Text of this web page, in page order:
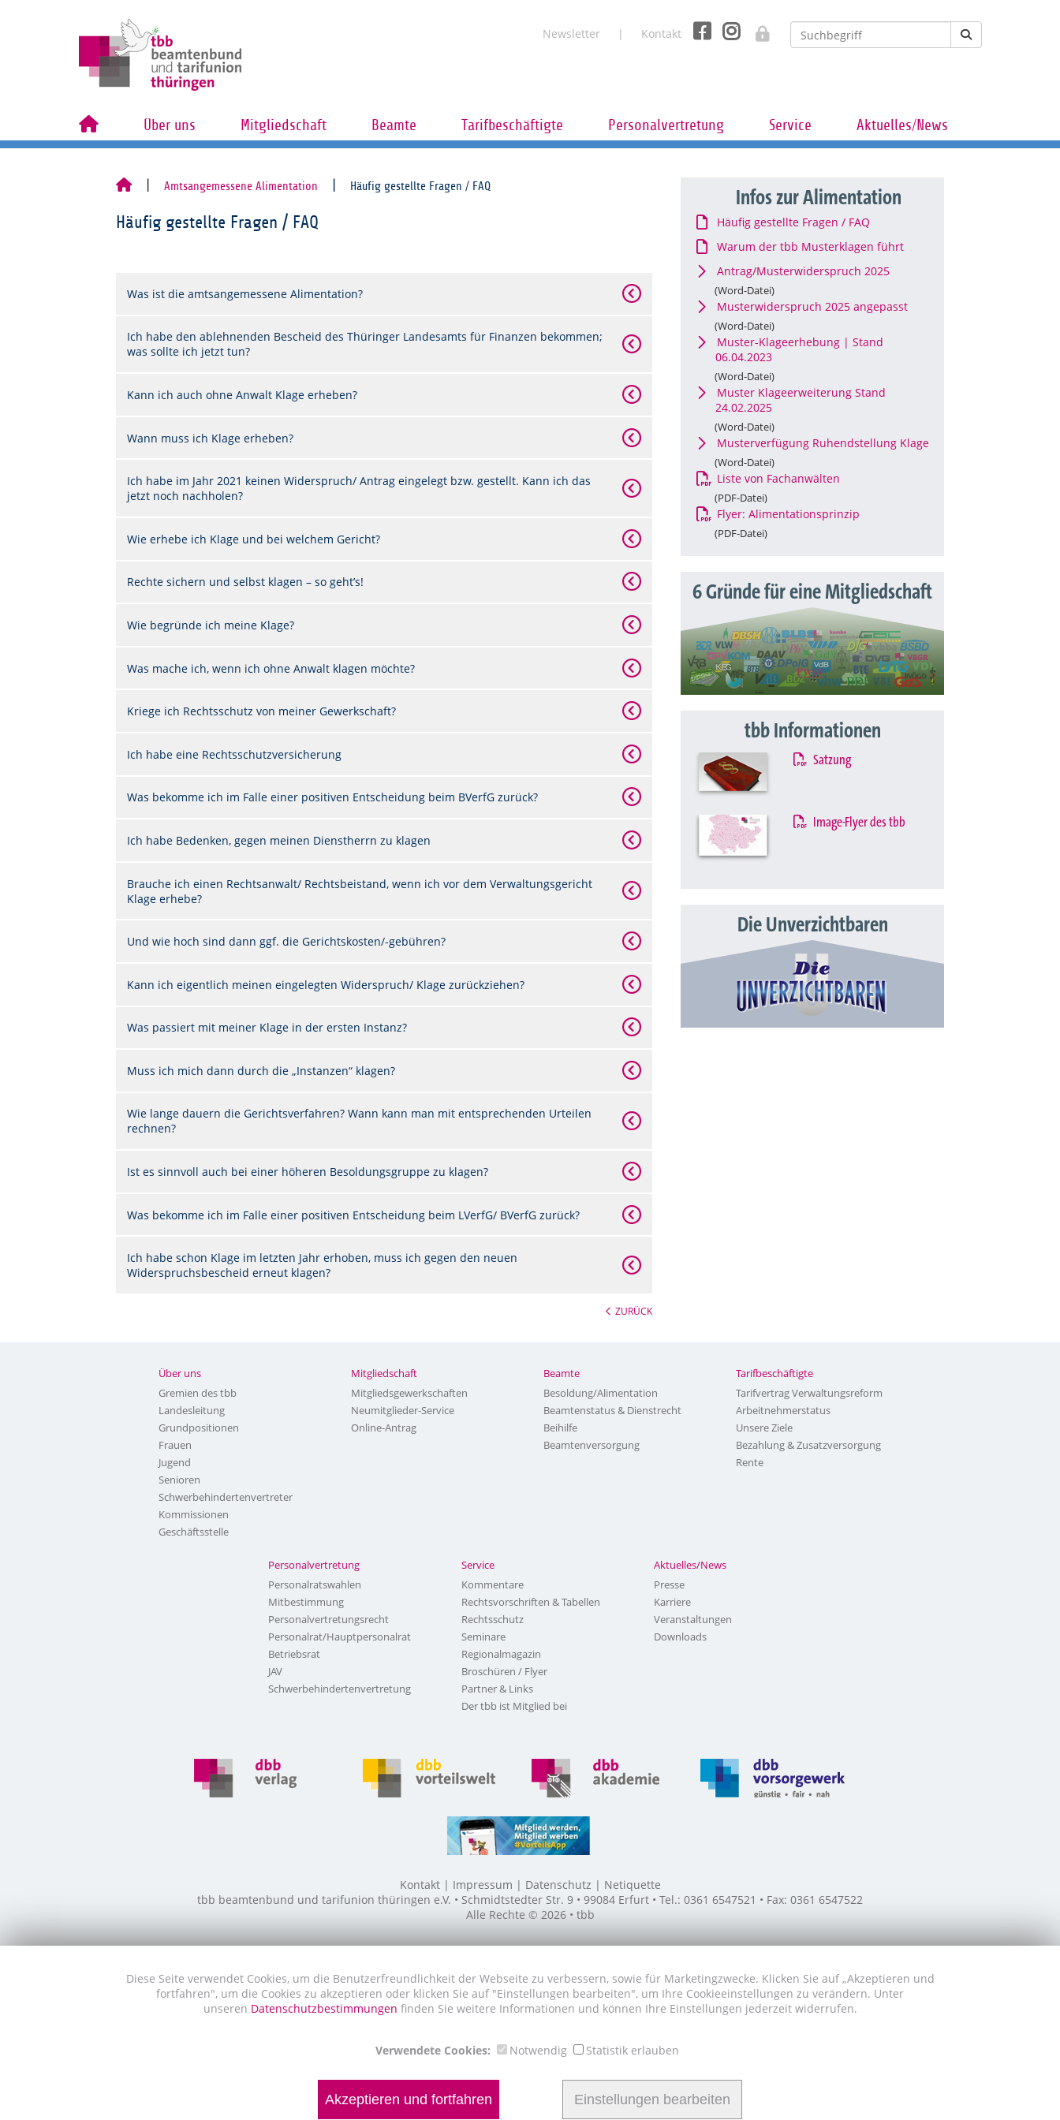
Newsletter Kontakt
Über uns Mitgliedschaft Beamte Tarifbeschäftigte Personalvertretung Service Aktuelles/News
Amtsangemessene Alimentation Häufig gestellte Fragen / FAQ
Häufig gestellte Fragen / FAQ
Was ist die amtsangemessene Alimentation?
Ich habe den ablehnenden Bescheid des Thüringer Landesamts für Finanzen bekommen;
was sollte ich jetzt tun?
Kann ich auch ohne Anwalt Klage erheben?
Wann muss ich Klage erheben?
Ich habe im Jahr 2021 keinen Widerspruch/ Antrag eingelegt bzw. gestellt. Kann ich das
jetzt noch nachholen?
Wie erhebe ich Klage und bei welchem Gericht?
Rechte sichern und selbst klagen – so geht’s!
Wie begründe ich meine Klage?
Was mache ich, wenn ich ohne Anwalt klagen möchte?
Kriege ich Rechtsschutz von meiner Gewerkschaft?
Ich habe eine Rechtsschutzversicherung
Was bekomme ich im Falle einer positiven Entscheidung beim BVerfG zurück?
Ich habe Bedenken, gegen meinen Dienstherrn zu klagen
Brauche ich einen Rechtsanwalt/ Rechtsbeistand, wenn ich vor dem Verwaltungsgericht
Klage erhebe?
Und wie hoch sind dann ggf. die Gerichtskosten/-gebühren?
Kann ich eigentlich meinen eingelegten Widerspruch/ Klage zurückziehen?
Was passiert mit meiner Klage in der ersten Instanz?
Muss ich mich dann durch die „Instanzen“ klagen?
Wie lange dauern die Gerichtsverfahren? Wann kann man mit entsprechenden Urteilen
rechnen?
Ist es sinnvoll auch bei einer höheren Besoldungsgruppe zu klagen?
Was bekomme ich im Falle einer positiven Entscheidung beim LVerfG/ BVerfG zurück?
Ich habe schon Klage im letzten Jahr erhoben, muss ich gegen den neuen
Widerspruchsbescheid erneut klagen?
ZURÜCK
Infos zur Alimentation
Häufig gestellte Fragen / FAQ
Warum der tbb Musterklagen führt
Antrag/Musterwiderspruch 2025
(Word-Datei)
Musterwiderspruch 2025 angepasst
(Word-Datei)
Muster-Klageerhebung | Stand
06.04.2023
(Word-Datei)
Muster Klageerweiterung Stand
24.02.2025
(Word-Datei)
Musterverfügung Ruhendstellung Klage
(Word-Datei)
Liste von Fachanwälten
(PDF-Datei)
Flyer: Alimentationsprinzip
(PDF-Datei)
6 Gründe für eine Mitgliedschaft
tbb Informationen
Satzung
Image-Flyer des tbb
Die Unverzichtbaren
Über uns
Gremien des tbb
Landesleitung
Grundpositionen
Frauen
Jugend
Senioren
Schwerbehindertenvertreter
Kommissionen
Geschäftsstelle
Mitgliedschaft
Mitgliedsgewerkschaften
Neumitglieder-Service
Online-Antrag
Beamte
Besoldung/Alimentation
Beamtenstatus & Dienstrecht
Beihilfe
Beamtenversorgung
Tarifbeschäftigte
Tarifvertrag Verwaltungsreform
Arbeitnehmerstatus
Unsere Ziele
Bezahlung & Zusatzversorgung
Rente
Personalvertretung
Personalratswahlen
Mitbestimmung
Personalvertretungsrecht
Personalrat/Hauptpersonalrat
Betriebsrat
JAV
Schwerbehindertenvertretung
Service
Kommentare
Rechtsvorschriften & Tabellen
Rechtsschutz
Seminare
Regionalmagazin
Broschüren / Flyer
Partner & Links
Der tbb ist Mitglied bei
Aktuelles/News
Presse
Karriere
Veranstaltungen
Downloads
Kontakt Impressum Datenschutz
Netiquette
tbb beamtenbund und tarifunion thüringen e.V. • Schmidtstedter Str. 9 • 99084 Erfurt • Tel.: 0361 6547521 • Fax: 0361 6547522
Alle Rechte © 2026 • tbb
Diese Seite verwendet Cookies, um die Benutzerfreundlichkeit der Webseite zu verbessern, sowie für Marketingzwecke. Klicken Sie auf „Akzeptieren und
fortfahren", um die Cookies zu akzeptieren oder klicken Sie auf "Einstellungen bearbeiten", um Ihre Cookieeinstellungen zu verändern. Unter
unseren Datenschutzbestimmungen finden Sie weitere Informationen und können Ihre Einstellungen jederzeit widerrufen.
Verwendete Cookies: Notwendig Statistik erlauben
Akzeptieren und fortfahren Einstellungen bearbeiten